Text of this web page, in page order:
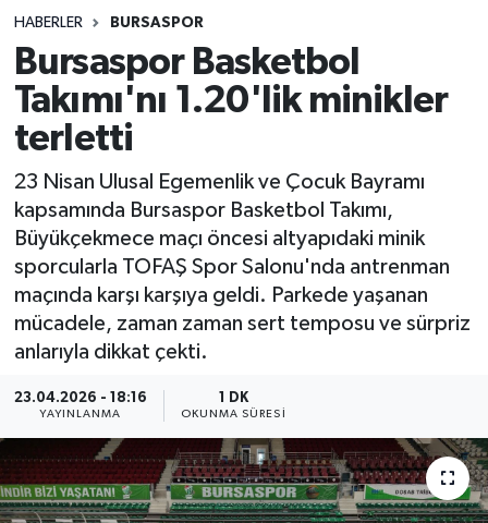
HABERLER BURSASPOR
Bursaspor Basketbol
Takımı'nı 1.20'lik minikler
terletti
23 Nisan Ulusal Egemenlik ve Çocuk Bayramı
kapsamında Bursaspor Basketbol Takımı,
Büyükçekmece maçı öncesi altyapıdaki minik
sporcularla TOFAŞ Spor Salonu'nda antrenman
maçında karşı karşıya geldi. Parkede yaşanan
mücadele, zaman zaman sert temposu ve sürpriz
anlarıyla dikkat çekti.
23.04.2026 - 18:16
YAYINLANMA
1 DK
OKUNMA SÜRESI
Spor
Teknoloji
Yaşam